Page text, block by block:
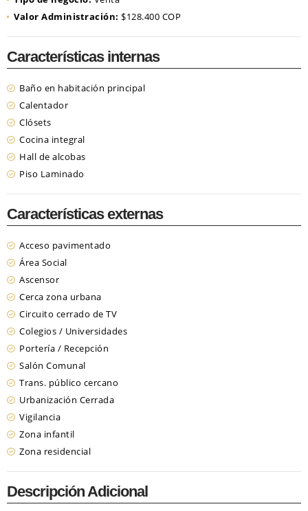
Valor Administración: $128.400 COP
Características internas
Baño en habitación principal
Calentador
Clósets
Cocina integral
Hall de alcobas
Piso Laminado
Características externas
Acceso pavimentado
Área Social
Ascensor
Cerca zona urbana
Circuito cerrado de TV
Colegios / Universidades
Portería / Recepción
Salón Comunal
Trans. público cercano
Urbanización Cerrada
Vigilancia
Zona infantil
Zona residencial
Descripción Adicional